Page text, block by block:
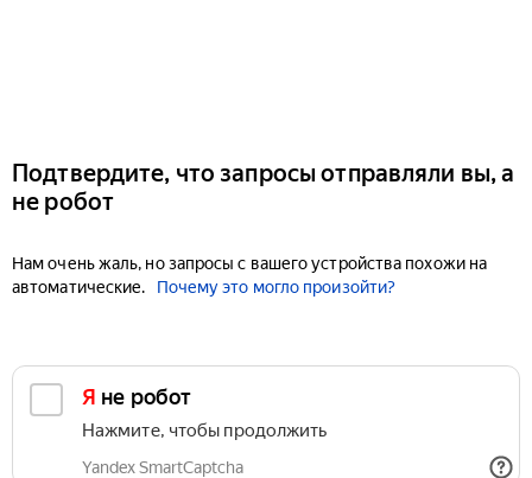
Подтвердите, что запросы отправляли вы, а
не робот
Нам очень жаль, но запросы с вашего устройства похожи на
автоматические.
Почему это могло произойти?
Я не робот
Нажмите, чтобы продолжить
Yandex SmartCaptcha